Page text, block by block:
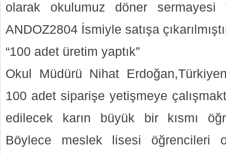
olarak okulumuz döner sermayesi
ANDOZ2804 İsmiyle satışa
“100 adet üretim yaptık”
Okul Müdürü Nihat
100 adet siparişe yetişmeye
edilecek karın büyük bir kısmı
Böylece meslek lisesi öğrencileri